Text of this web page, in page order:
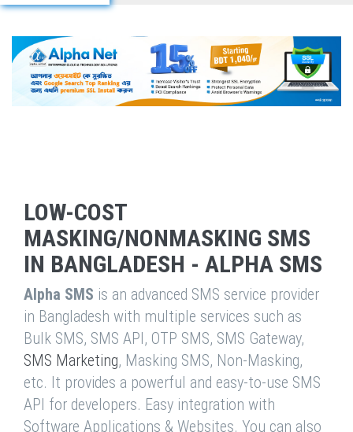
LOW-COST
MASKING/NONMASKING SMS
IN BANGLADESH - ALPHA SMS
Alpha SMS is an advanced SMS service provider
in Bangladesh with multiple services such as
Bulk SMS, SMS API, OTP SMS, SMS Gateway,
SMS Marketing, Masking SMS, Non-Masking,
etc. It provides a powerful and easy-to-use SMS
API for developers. Easy integration with
Software Applications & Websites. You can also